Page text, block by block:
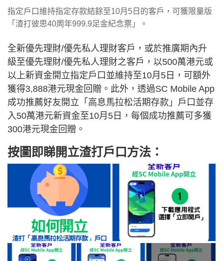
指定戶口維持指定存款結餘至10月5日的客戶，可獲限量版
「渣打彼思40周年999.9足金紀念票」。
全新優先理財/優先私人理財客戶，或於推廣期內升
級至優先理財/優先私人理財之客戶，以500萬港元或
以上新資金開立指定戶口並維持至10月5日，可額外
獲得3,888港元現金回贈。此外，透過SC Mobile App
成功推薦好友開立「高息馬拉松活期存款」戶口並存
入50萬港元新資金至10月5日，每個成功推薦可多獲
300港元現金回贈。
按圖即睇開立渣打戶口方法：